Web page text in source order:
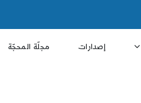
إصدارات مجلّة المحجّة